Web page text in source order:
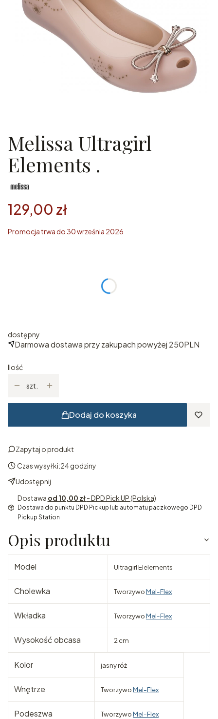
Melissa Ultragirl
Elements .
129,00 zł
Promocja trwa do 30 września 2026
dostępny
Darmowa dostawa przy zakupach powyżej 250PLN
Ilość
szt.
Dodaj do koszyka
Zapytaj o produkt
Czas wysyłki:24 godziny
Udostępnij
Dostawa od 10,00 zł- DPD Pick UP (Polska)
Dostawa do punktu DPD Pickup lub automatu paczkowego DPD
Pickup Station
Opis produktu
Model Ultragirl Elelements
Cholewka TworzywoMel-Flex
Wkładka TworzywoMel-Flex
Wysokość obcasa 2 cm
Kolor jasny róż
Wnętrze TworzywoMel-Flex
Podeszwa TworzywoMel-Flex